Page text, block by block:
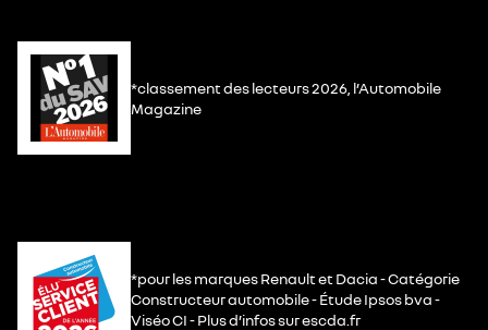
*classement des lecteurs 2026, l’Automobile
Magazine
*pour les marques Renault et Dacia - Catégorie
Constructeur automobile - Étude Ipsos bva -
Viséo CI - Plus d’infos sur escda.fr